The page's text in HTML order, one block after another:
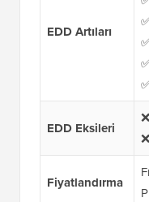
EDDArtıları
EDD Eksileri
Fiyatlandırma